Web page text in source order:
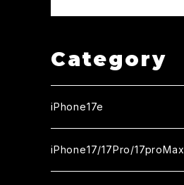
Category
iPhone17e
ガラスフィルム
iPhone17/17Pro/17proMax